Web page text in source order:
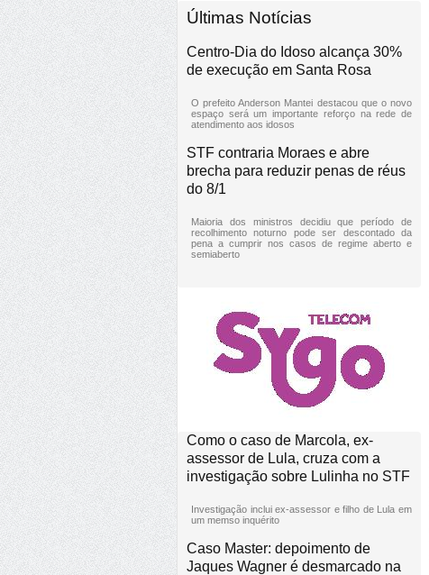
Últimas Notícias
Centro-Dia do Idoso alcança 30%
de execução em Santa Rosa
O prefeito Anderson Mantei destacou que o novo
espaço será um importante reforço na rede de
atendimento aos idosos
STF contraria Moraes e abre
brecha para reduzir penas de réus
do 8/1
Maioria dos ministros decidiu que período de
recolhimento noturno pode ser descontado da
pena a cumprir nos casos de regime aberto e
semiaberto
Como o caso de Marcola, ex-
assessor de Lula, cruza com a
investigação sobre Lulinha no STF
Investigação inclui ex-assessor e filho de Lula em
um memso inquérito
Caso Master: depoimento de
Jaques Wagner é desmarcado na